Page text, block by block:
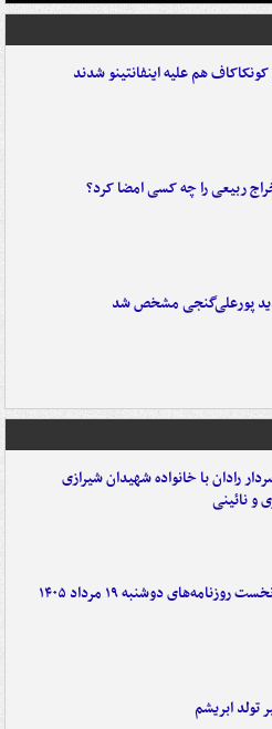
ربیعی را چه کسی امضا کرد؟
پورعلی‌گنجی مشخص شد
رادان با خانواده‌ شهیدان شیرازی
و نائینی
روزنامه‌های دوشنبه ۱۹ مرداد ۱۴۰۵
تولد ابریشم